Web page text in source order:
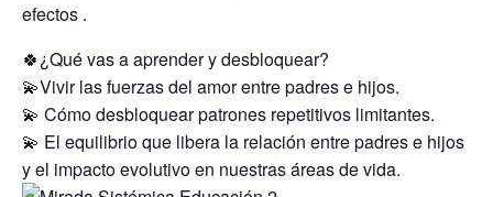
efectos .
🍀¿Qué vas a aprender y desbloquear?
💫Vivir las fuerzas del amor entre padres e hijos.
💫 Cómo desbloquear patrones repetitivos limitantes.
💫 El equilibrio que libera la relación entre padres e hijos
y el impacto evolutivo en nuestras áreas de vida.